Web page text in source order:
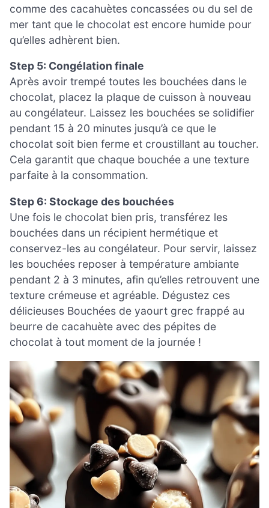
comme des cacahuètes concassées ou du sel de
mer tant que le chocolat est encore humide pour
qu’elles adhèrent bien.
Step 5: Congélation finale
Après avoir trempé toutes les bouchées dans le
chocolat, placez la plaque de cuisson à nouveau
au congélateur. Laissez les bouchées se solidifier
pendant 15 à 20 minutes jusqu’à ce que le
chocolat soit bien ferme et croustillant au toucher.
Cela garantit que chaque bouchée a une texture
parfaite à la consommation.
Step 6: Stockage des bouchées
Une fois le chocolat bien pris, transférez les
bouchées dans un récipient hermétique et
conservez-les au congélateur. Pour servir, laissez
les bouchées reposer à température ambiante
pendant 2 à 3 minutes, afin qu’elles retrouvent une
texture crémeuse et agréable. Dégustez ces
délicieuses Bouchées de yaourt grec frappé au
beurre de cacahuète avec des pépites de
chocolat à tout moment de la journée !